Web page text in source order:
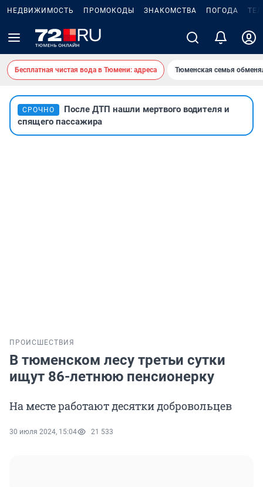
НЕДВИЖИМОСТЬ ПРОМОКОДЫ ЗНАКОМСТВА ПОГОДА
Бесплатная чистая вода в Тюмени: адреса Тюменская семья
СРОЧНО
После ДТП нашли мертвого водителя и
спящего пассажира
ПРОИСШЕСТВИЯ
В тюменском лесу третьи сутки
ищут 86-летнюю пенсионерку
На месте работают десятки добровольцев
30 июля 2024, 15:04 21 533